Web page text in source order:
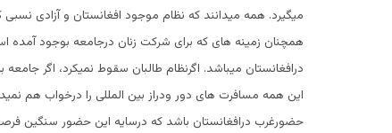
میگیرد. همه میدانند که نظام موجود افغانستان و آزادی
همچنان زمینه های که برای شرکت زنان درجامعه بوجود آمده
درافغانستان میباشد. اگرنظام طالبان سقوط نمیکرد، اگر
این همه مسافرت های دور ودراز بین المللی را درخواب هم
حضورغرب درافغانستان باشد که درسایه این حضور سنگین